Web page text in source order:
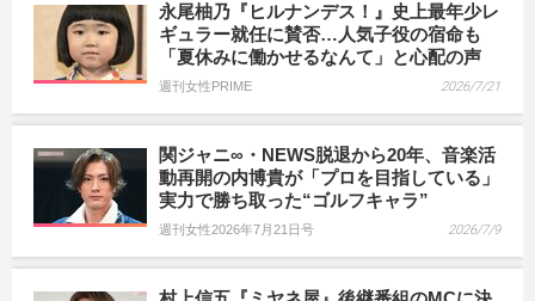
永尾柚乃『ヒルナンデス！』史上最年少レ
ギュラー就任に賛否…人気子役の宿命も
「夏休みに働かせるなんて」と心配の声
週刊女性PRIME 2026/7/21
関ジャニ∞・NEWS脱退から20年、音楽活
動再開の内博貴が「プロを目指している」
実力で勝ち取った“ゴルフキャラ”
週刊女性2026年7月21日号 2026/7/9